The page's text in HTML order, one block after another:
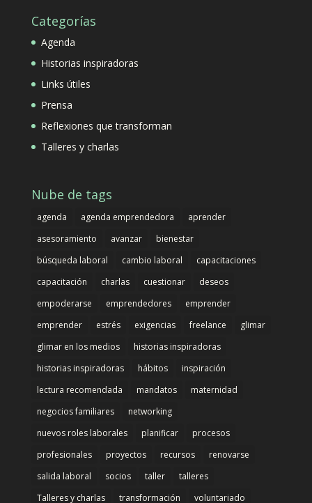
Categorías
Agenda
Historias inspiradoras
Links útiles
Prensa
Reflexiones que transforman
Talleres y charlas
Nube de tags
agenda agenda emprendedora
aprender
asesoramiento
avanzar
bienestar
búsqueda laboral
cambio laboral
capacitaciones
capacitación
charlas cuestionar
deseos
empoderarse
emprendedores
emprender
emprender
estrés exigencias freelance
glimar
glimar en los medios
historias inspiradoras
historias inspiradoras
hábitos
inspiración
lectura recomendada
mandatos
maternidad
negocios familiares
networking
nuevos roles laborales
planificar
procesos
profesionales
proyectos recursos
renovarse
salida laboral
socios taller
talleres
Talleres y charlas
transformación voluntariado